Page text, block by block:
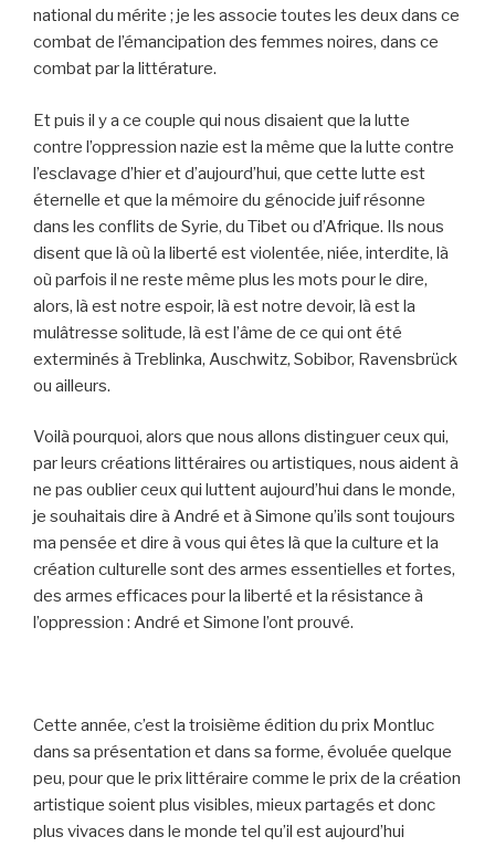
national du mérite ; je les associe toutes les deux dans ce
combat de l’émancipation des femmes noires, dans ce
combat par la littérature.
Et puis il y a ce couple qui nous disaient que la lutte
contre l’oppression nazie est la même que la lutte contre
l’esclavage d’hier et d’aujourd’hui, que cette lutte est
éternelle et que la mémoire du génocide juif résonne
dans les conflits de Syrie, du Tibet ou d’Afrique. Ils nous
disent que là où la liberté est violentée, niée, interdite, là
où parfois il ne reste même plus les mots pour le dire,
alors, là est notre espoir, là est notre devoir, là est la
mulâtresse solitude, là est l’âme de ce qui ont été
exterminés à Treblinka, Auschwitz, Sobibor, Ravensbrück
ou ailleurs.
Voilà pourquoi, alors que nous allons distinguer ceux qui,
par leurs créations littéraires ou artistiques, nous aident à
ne pas oublier ceux qui luttent aujourd’hui dans le monde,
je souhaitais dire à André et à Simone qu’ils sont toujours
ma pensée et dire à vous qui êtes là que la culture et la
création culturelle sont des armes essentielles et fortes,
des armes efficaces pour la liberté et la résistance à
l’oppression : André et Simone l’ont prouvé.
Cette année, c’est la troisième édition du prix Montluc
dans sa présentation et dans sa forme, évoluée quelque
peu, pour que le prix littéraire comme le prix de la création
artistique soient plus visibles, mieux partagés et donc
plus vivaces dans le monde tel qu’il est aujourd’hui